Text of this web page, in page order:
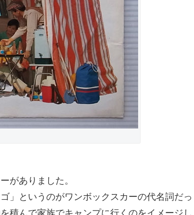
がありました。
」というのがワンボックスカーの代名詞だっ